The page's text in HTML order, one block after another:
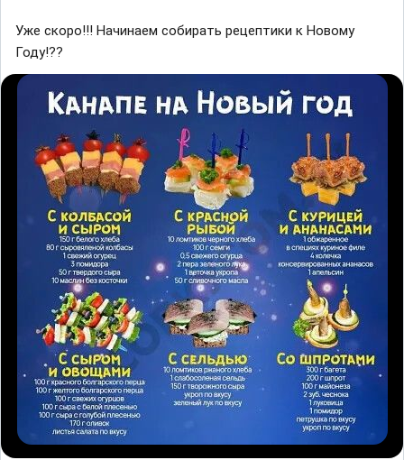
Уже скоро!!! Начинаем собирать рецептики к Новому
Году!??